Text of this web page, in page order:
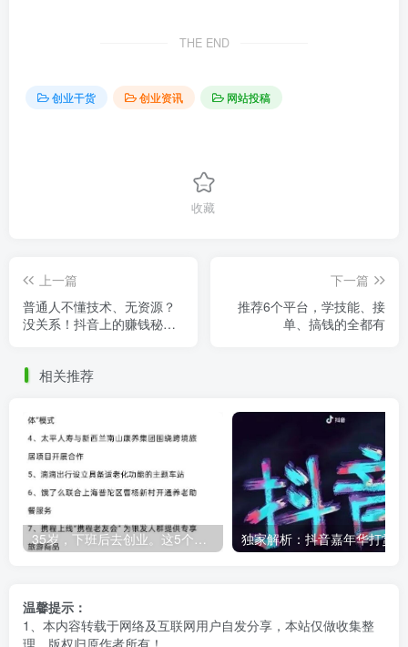
THE END
创业干货 创业资讯 网站投稿
收藏
上一篇
普通人不懂技术、无资源？
没关系！抖音上的赚钱秘
下一篇
推荐6个平台，学技能、接
单、搞钱的全都有
相关推荐
35岁，下班后去创业。这5个银发经济的小赛道，真的很适合普通人。
温馨提示：
1、本内容转载于网络及互联网用户自发分享，本站仅做收集整